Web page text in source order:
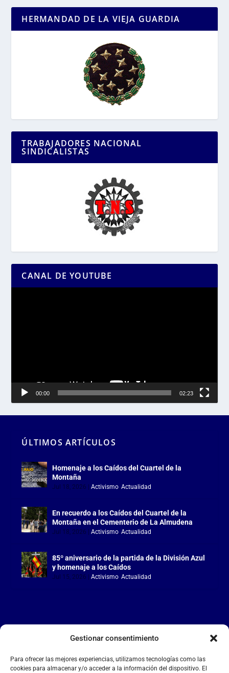
Gestionar consentimiento
Para ofrecer las mejores experiencias, utilizamos tecnologías como las
cookies para almacenar y/o acceder a la información del dispositivo. El
HERMANDAD DE LA VIEJA GUARDIA
TRABAJADORES NACIONAL
SINDICALISTAS
CANAL DE YOUTUBE
00:00 02:23
ÚLTIMOS ARTÍCULOS
Homenaje a los Caídos del Cuartel de la
Montaña
Jul 18, 2026 |Activismo,Actualidad
En recuerdo a los Caídos del Cuartel de la
Montaña en el Cementerio de La Almudena
Jul 18, 2026 |Activismo,Actualidad
85º aniversario de la partida de la División Azul
y homenaje a los Caídos
Jul 15, 2026 |Activismo,Actualidad
LA FALANGE
Reproductor